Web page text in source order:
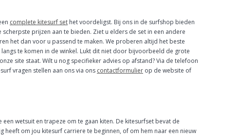
complete kitesurf set het voordeligst. Bij ons in de surfshop bieden
prijzen aan te bieden. Ziet u elders de set in een andere
het dan voor u passend te maken. We proberen altijd het beste
te komen in de winkel. Lukt dit niet door bijvoorbeeld de grote
site staat. Wilt u nog specifieker advies op afstand? Via de telefoon
vragen stellen aan ons via ons contactformulier op de website of
wetsuit en trapeze om te gaan kiten. De kitesurfset bevat de
om jou kitesurf carriere te beginnen, of om hem naar een nieuw